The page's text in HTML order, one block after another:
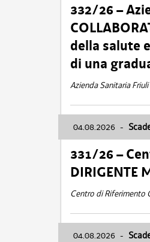
332/26 –
della salute
di una
Azienda Sanitaria
04.08.2026 -
331/26 –
DIRIGENTE
Centro di Riferimento
04.08.2026 -